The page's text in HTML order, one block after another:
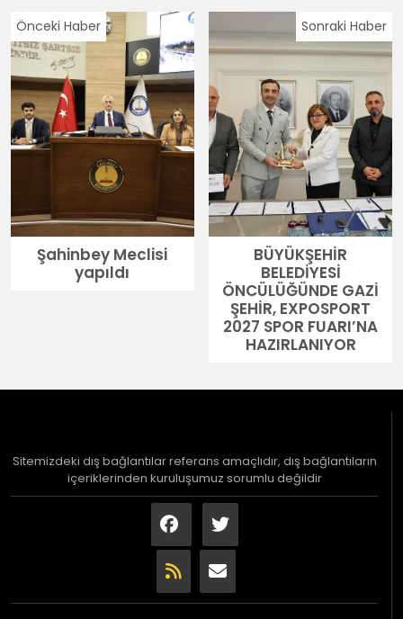
Önceki Haber
Şahinbey Meclisi
yapıldı
Sonraki Haber
BÜYÜKŞEHİR
BELEDİYESİ
ÖNCÜLÜĞÜNDE GAZİ
ŞEHİR, EXPOSPORT
2027 SPOR FUARI’NA
HAZIRLANIYOR
Sitemizdeki dış bağlantılar referans amaçlıdır, dış bağlantıların
içeriklerinden kuruluşumuz sorumlu değildir